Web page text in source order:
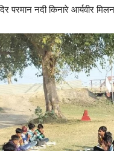
परमान नदी किनारे आर्यवीर